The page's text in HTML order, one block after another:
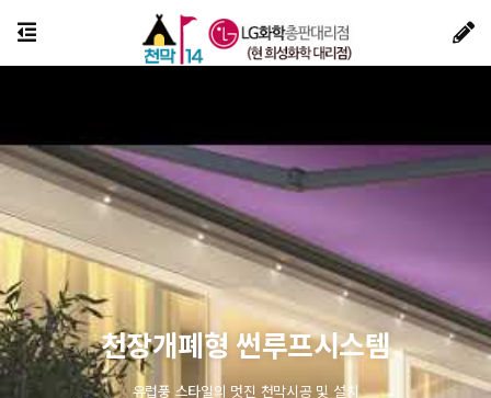
천장개폐형 썬루프시스템
유럽풍 스타일의 멋진 천막시공 및 설치